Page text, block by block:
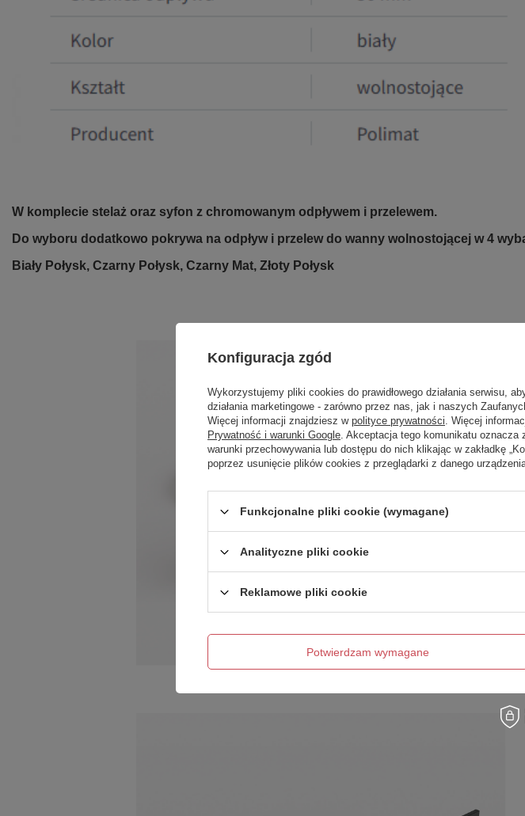
W komplecie stelaż oraz syfon z chromowanym odpływem i przelewem.
Do wyboru dodatkowo pokrywa na odpływ i przelew do wanny wolnostojącej w 4
Biały Połysk, Czarny Połysk, Czarny Mat, Złoty Połysk
Konfiguracja zgód
Wykorzystujemy pliki cookies do prawidłowego działania serwisu,
działania marketingowe - zarówno przez nas, jak i naszych
Więcej informacji znajdziesz w polityce prywatności. Więcej
Prywatność i warunki Google. Akceptacja tego komunikatu oznacza
warunki przechowywania lub dostępu do nich klikając w zakładkę
poprzez usunięcie plików cookies z przeglądarki z danego
Funkcjonalne pliki cookie (wymagane)
Analityczne pliki cookie
Reklamowe pliki cookie
Potwierdzam wymagane